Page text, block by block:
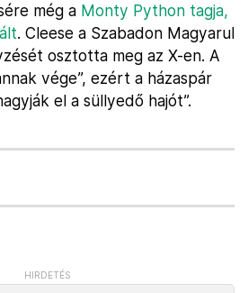
még a Monty Python tagja,
. Cleese a Szabadon Magyarul
osztotta meg az X-en. A
vége”, ezért a házaspár
el a süllyedő hajót”.